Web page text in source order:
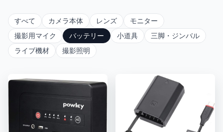
プロ撮影機材レンタル 福岡・九
すべて カメラ本体 レンズ
モニター
撮影用マイク
バッテリー 小道具
三脚・ジンバル
ライブ機材
撮影照明